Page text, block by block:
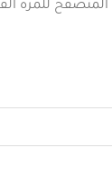
المتصفح للمرة